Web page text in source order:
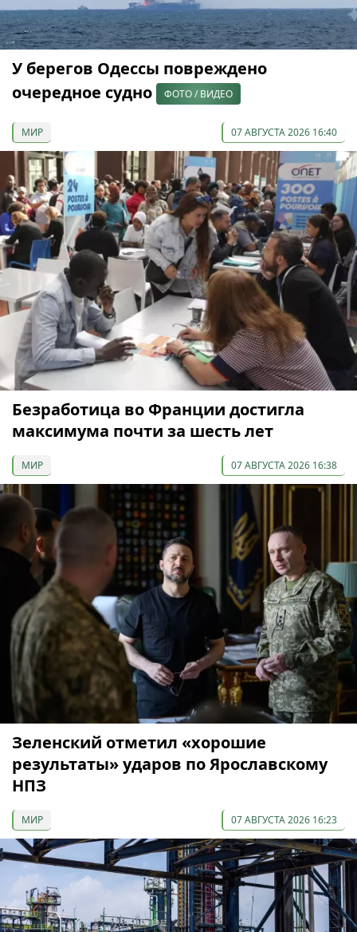
У берегов Одессы повреждено
очередное судно
ФОТО / ВИДЕО
МИР 07 АВГУСТА 2026 16:40
Безработица во Франции достигла
максимума почти за шесть лет
МИР 07 АВГУСТА 2026 16:38
Зеленский отметил «хорошие
результаты» ударов по Ярославскому
НПЗ
МИР 07 АВГУСТА 2026 16:23